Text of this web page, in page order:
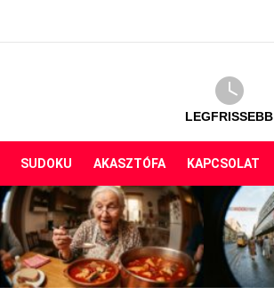
LEGFRISSEBB
SUDOKU AKASZTÓFA KAPCSOLAT